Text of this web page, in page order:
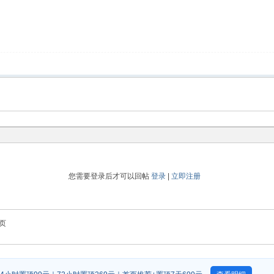
您需要登录后才可以回帖 登录| 立即注册